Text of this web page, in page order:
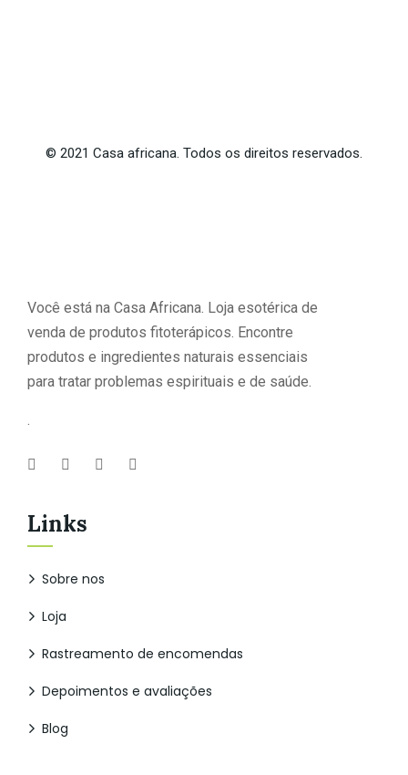
© 2021 Casa africana. Todos os direitos reservados.
Você está na Casa Africana. Loja esotérica de
venda de produtos fitoterápicos. Encontre
produtos e ingredientes naturais essenciais
para tratar problemas espirituais e de saúde.
.
Links
Sobre nos
Loja
Rastreamento de encomendas
Depoimentos e avaliações
Blog